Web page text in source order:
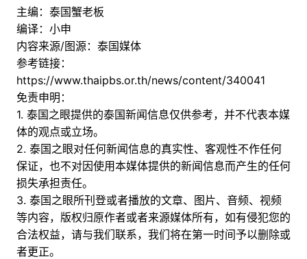
主编：泰国蟹老板
编译：小申
内容来源/图源：泰国媒体
参考链接：
https://www.thaipbs.or.th/news/content/340041
免责申明：
1. 泰国之眼提供的泰国新闻信息仅供参考，并不代表本媒
体的观点或立场。
2. 泰国之眼对任何新闻信息的真实性、客观性不作任何
保证，也不对因使用本媒体提供的新闻信息而产生的任何
损失承担责任。
3. 泰国之眼所刊登或者播放的文章、图片、音频、视频
等内容，版权归原作者或者来源媒体所有，如有侵犯您的
合法权益，请与我们联系，我们将在第一时间予以删除或
者更正。